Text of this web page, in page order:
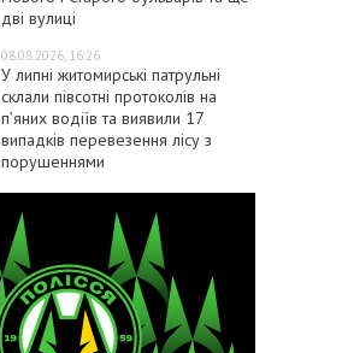
дві вулиці
08.08.2026, 16:26
У липні житомирські патрульні
склали півсотні протоколів на
пʼяних водіїв та виявили 17
випадків перевезення лісу з
порушеннями